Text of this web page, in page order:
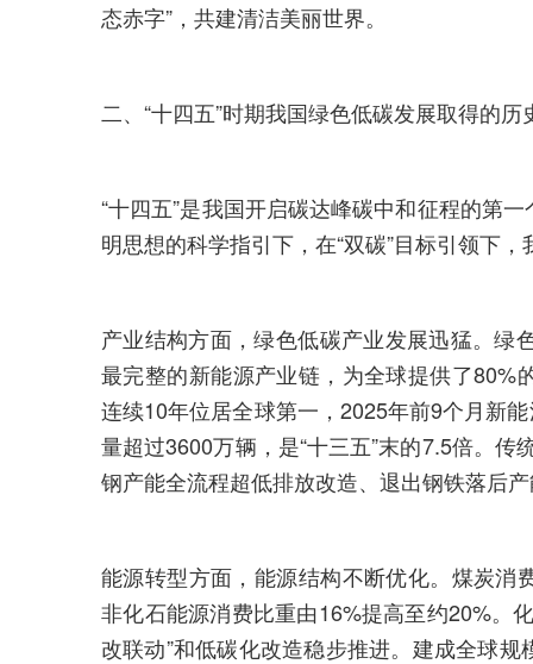
态赤字”，共建清洁美丽世界。
二、“十四五”时期我国绿色低碳发展取得的历
“十四五”是我国开启碳达峰碳中和征程的第
明思想的科学指引下，在“双碳”目标引领下
产业结构方面，绿色低碳产业发展迅猛。绿
最完整的新能源产业链，为全球提供了80%
连续10年位居全球第一，2025年前9个月新
量超过3600万辆，是“十三五”末的7.5倍。
钢产能全流程超低排放改造、退出钢铁落后
能源转型方面，能源结构不断优化。煤炭消
非化石能源消费比重由16%提高至约20%。
改联动”和低碳化改造稳步推进。建成全球